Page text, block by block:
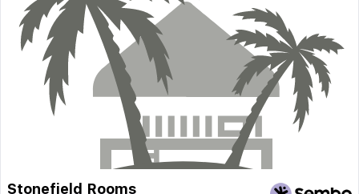
Stonefield Rooms